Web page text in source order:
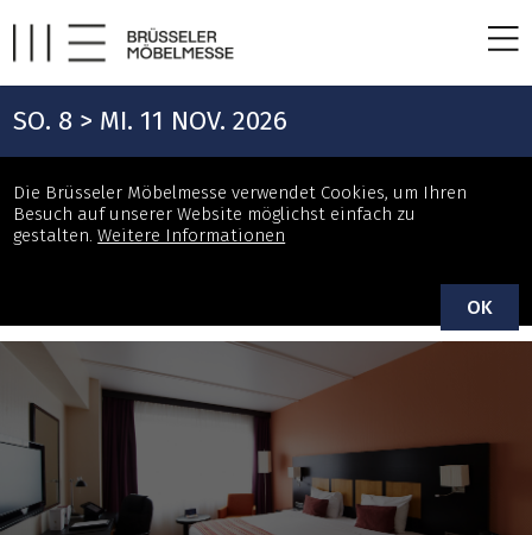
SO. 8 > MI. 11 NOV. 2026
Die Brüsseler Möbelmesse verwendet Cookies, um Ihren
Besuch auf unserer Website möglichst einfach zu
gestalten.Weitere Informationen
OK